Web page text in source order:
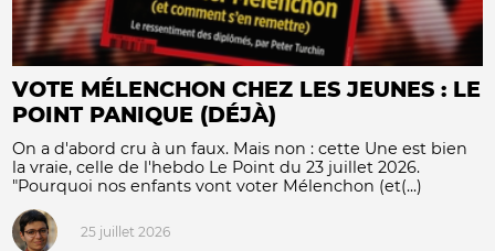
VOTE MÉLENCHON CHEZ LES JEUNES : LE
POINT PANIQUE (DÉJÀ)
On a d'abord cru à un faux. Mais non : cette Une est bien
la vraie, celle de l'hebdo Le Point du 23 juillet 2026.
"Pourquoi nos enfants vont voter Mélenchon (et(...)
25 juillet 2026